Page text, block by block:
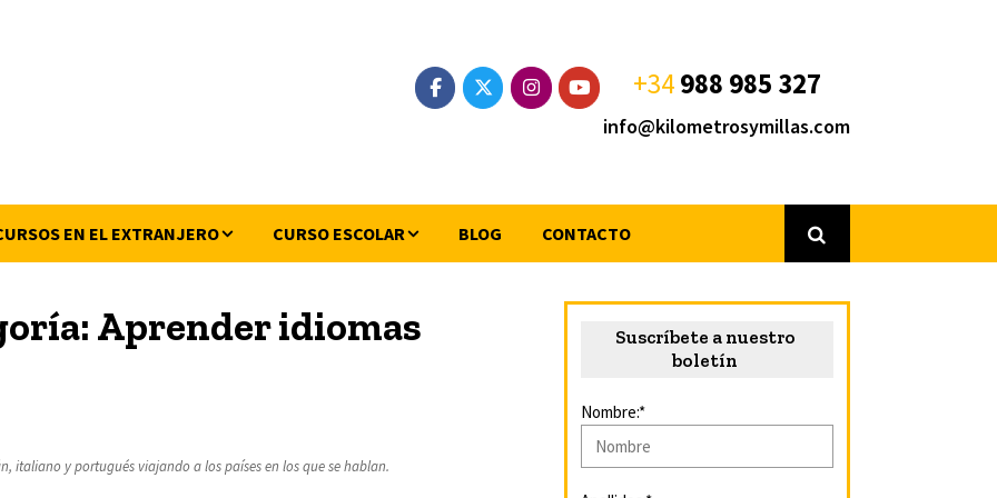
+34 988 985 327
info@kilometrosymillas.com
EN EL EXTRANJERO CURSO ESCOLAR BLOG CONTACTO
Aprender idiomas
italiano y portugués viajando a los países en los que se hablan.
Suscríbete a nuestro
boletín
Nombre:*